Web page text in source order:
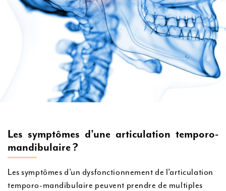
Les symptômes d’une articulation temporo-
mandibulaire ?
Les symptômes d’un dysfonctionnement de l’articulation
temporo-mandibulaire peuvent prendre de multiples